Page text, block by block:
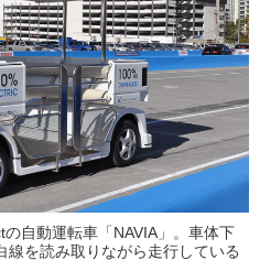
自動運転車「NAVIA」。車体下
を読み取りながら走行している